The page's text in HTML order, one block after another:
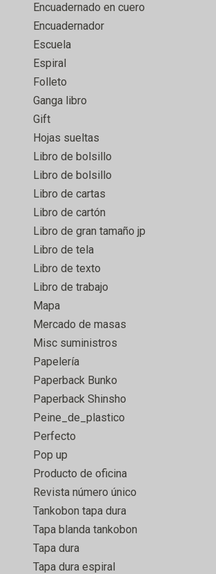
Encuadernado en cuero
Encuadernador
Escuela
Espiral
Folleto
Ganga libro
Gift
Hojas sueltas
Libro de bolsillo
Libro de bolsillo
Libro de cartas
Libro de cartón
Libro de gran tamaño jp
Libro de tela
Libro de texto
Libro de trabajo
Mapa
Mercado de masas
Misc suministros
Papelería
Paperback Bunko
Paperback Shinsho
Peine_de_plastico
Perfecto
Pop up
Producto de oficina
Revista número único
Tankobon tapa dura
Tapa blanda tankobon
Tapa dura
Tapa dura espiral